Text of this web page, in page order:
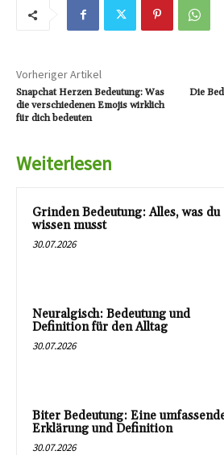
Vorheriger Artikel
Snapchat Herzen Bedeutung: Was
die verschiedenen Emojis wirklich
für dich bedeuten
Die
Weiterlesen
Grinden Bedeutung: Alles, was du
wissen musst
30.07.2026
Neuralgisch: Bedeutung und
Definition für den Alltag
30.07.2026
Biter Bedeutung: Eine
Erklärung und Definition
30.07.2026